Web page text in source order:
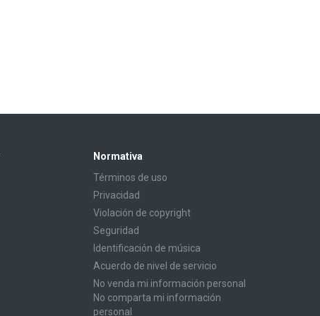
Normativa
Términos de uso
Privacidad
Violación de copyright
Seguridad
Identificación de música
Acuerdo de nivel de servicio
No venda mi información personal
No comparta mi información
personal